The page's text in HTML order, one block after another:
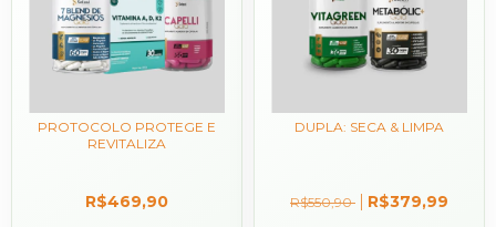
PROTOCOLO PROTEGE E
REVITALIZA
R$469,90
DUPLA: SECA & LIMPA
R$550,90 R$379,99